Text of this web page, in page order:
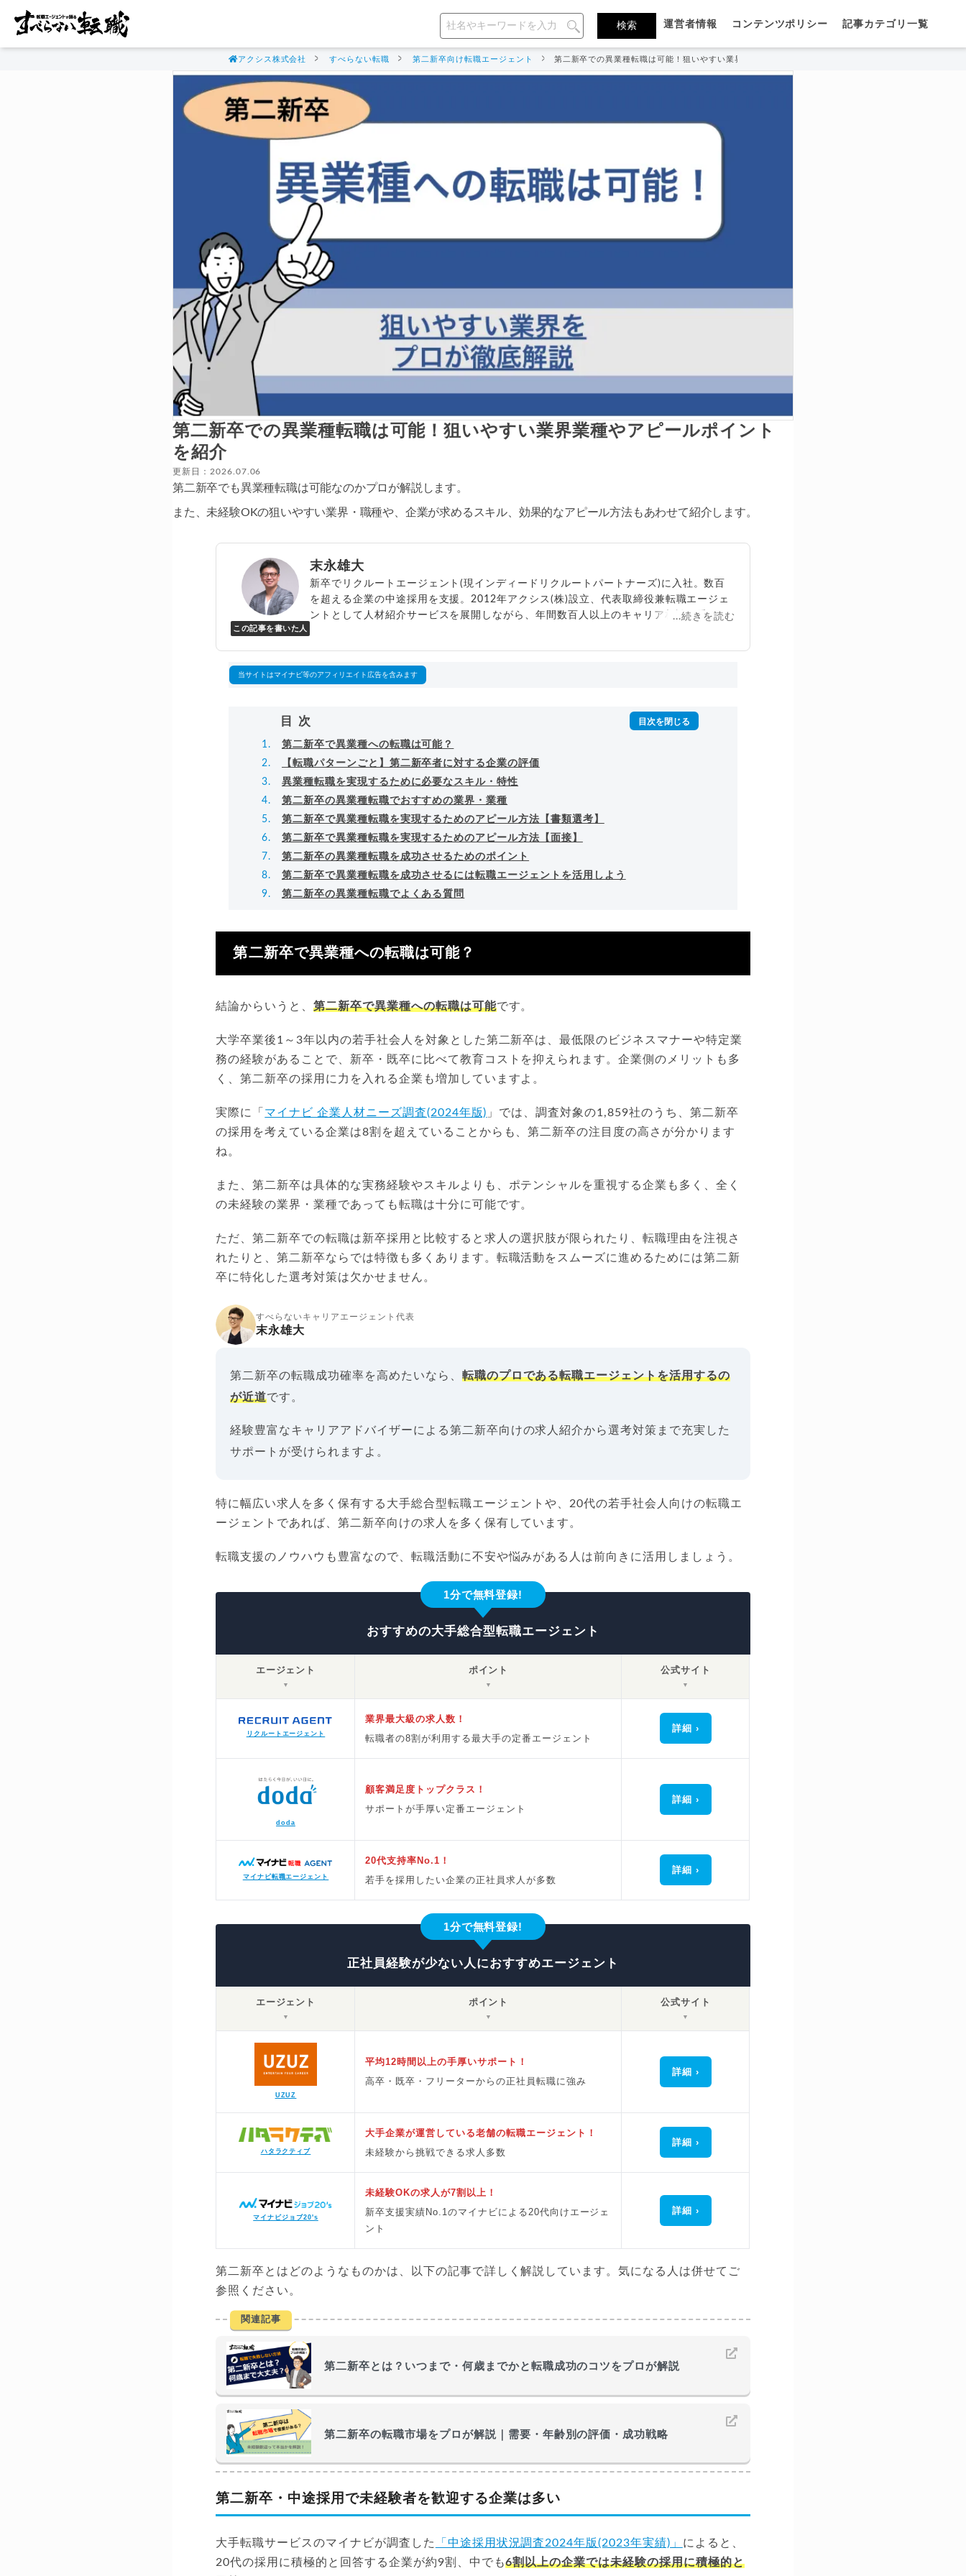
運営者情報 コンテンツポリシー 記事カテゴリ一覧
アクシス株式会社 すべらない転職 第二新卒向け転職エージェント 第二新卒での異業種転職は可能！狙いやすい業界業種やアピールポイントを紹介
第二新卒での異業種転職は可能！狙いやすい業界業種やアピールポイント
を紹介
更新日：2026.07.06
第二新卒でも異業種転職は可能なのかプロが解説します。
また、未経験OKの狙いやすい業界・職種や、企業が求めるスキル、効果的なアピール方法もあわせて紹介します。
この記事を書いた人
末永雄大
新卒でリクルートエージェント(現インディードリクルートパートナーズ)に入社。数百
を超える企業の中途採用を支援。2012年アクシス(株)設立、代表取締役兼転職エージェ
ントとして人材紹介サービスを展開しながら、年間数百人以上のキャリア相談に乗る。
...続きを読む
当サイトはマイナビ等のアフィリエイト広告を含みます
目次
第二新卒で異業種への転職は可能？
【転職パターンごと】第二新卒者に対する企業の評価
異業種転職を実現するために必要なスキル・特性
第二新卒の異業種転職でおすすめの業界・業種
第二新卒で異業種転職を実現するためのアピール方法【書類選考】
第二新卒で異業種転職を実現するためのアピール方法【面接】
第二新卒の異業種転職を成功させるためのポイント
第二新卒で異業種転職を成功させるには転職エージェントを活用しよう
第二新卒の異業種転職でよくある質問
第二新卒で異業種への転職は可能？
結論からいうと、第二新卒で異業種への転職は可能です。
大学卒業後1～3年以内の若手社会人を対象とした第二新卒は、最低限のビジネスマナーや特定業
務の経験があることで、新卒・既卒に比べて教育コストを抑えられます。企業側のメリットも多
く、第二新卒の採用に力を入れる企業も増加していますよ。
実際に「 マイナビ 企業人材ニーズ調査(2024年版) 」では、調査対象の1,859社のうち、第二新卒
の採用を考えている企業は8割を超えていることからも、第二新卒の注目度の高さが分かります
ね。
また、第二新卒は具体的な実務経験やスキルよりも、ポテンシャルを重視する企業も多く、全く
の未経験の業界・業種であっても転職は十分に可能です。
ただ、第二新卒での転職は新卒採用と比較すると求人の選択肢が限られたり、転職理由を注視さ
れたりと、第二新卒ならでは特徴も多くあります。転職活動をスムーズに進めるためには第二新
卒に特化した選考対策は欠かせません。
すべらないキャリアエージェント代表
末永雄大
第二新卒の転職成功確率を高めたいなら、 転職のプロである転職エージェントを活用するの
が近道です。
経験豊富なキャリアアドバイザーによる第二新卒向けの求人紹介から選考対策まで充実した
サポートが受けられますよ。
特に幅広い求人を多く保有する大手総合型転職エージェントや、20代の若手社会人向けの転職エ
ージェントであれば、第二新卒向けの求人を多く保有しています。
転職支援のノウハウも豊富なので、転職活動に不安や悩みがある人は前向きに活用しましょう。
1分で無料登録!
おすすめの大手総合型転職エージェント
エージェント
▼
ポイント
▼
公式サイト
▼
リクルートエージェント
業界最大級の求人数！
転職者の8割が利用する最大手の定番エージェント
詳細
doda
顧客満足度トップクラス！
サポートが手厚い定番エージェント
詳細
マイナビ転職エージェント
20代支持率No.1！
若手を採用したい企業の正社員求人が多数
詳細
1分で無料登録!
正社員経験が少ない人におすすめエージェント
エージェント
▼
ポイント
▼
公式サイト
▼
UZUZ
平均12時間以上の手厚いサポート！
高卒・既卒・フリーターからの正社員転職に強み
詳細
ハタラクティブ
大手企業が運営している老舗の転職エージェント！
未経験から挑戦できる求人多数
詳細
マイナビジョブ20's
未経験OKの求人が7割以上！
新卒支援実績No.1のマイナビによる20代向けエージェ
ント
詳細
第二新卒とはどのようなものかは、以下の記事で詳しく解説しています。気になる人は併せてご
参照ください。
関連記事
第二新卒とは？いつまで・何歳までかと転職成功のコツをプロが解説
第二新卒の転職市場をプロが解説｜需要・年齢別の評価・成功戦略
第二新卒・中途採用で未経験者を歓迎する企業は多い
大手転職サービスのマイナビが調査した 「中途採用状況調査2024年版(2023年実績)」 によると、
20代の採用に積極的と回答する企業が約9割、中でも6割以上の企業では未経験の採用に積極的と